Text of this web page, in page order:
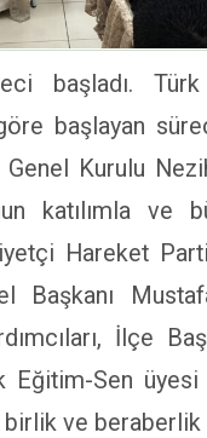
başladı.
başlayan
Kurulu
katılımla ve
Hareket
Başkanı
İlçe
Eğitim-Sen üyesi
ve beraberlik